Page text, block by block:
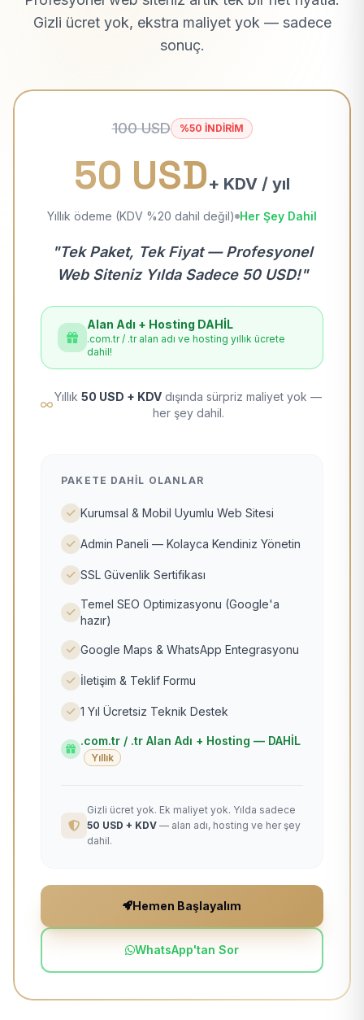
Gizli ücret yok, ekstra maliyet yok — sadece
sonuç.
100 USD %50 İNDİRİM
50 USD+ KDV / yıl
Yıllık ödeme (KDV %20 dahil değil) Her Şey Dahil
"Tek Paket, Tek Fiyat — Profesyonel
Web Siteniz Yılda Sadece 50 USD!"
Alan Adı + Hosting DAHİL
.com.tr / .tr alan adı ve hosting yıllık ücrete
dahil!
Yıllık 50 USD + KDV dışında sürpriz maliyet yok —
her şey dahil.
PAKETE DAHIL OLANLAR
Kurumsal & Mobil Uyumlu Web Sitesi
Admin Paneli — Kolayca Kendiniz Yönetin
SSL Güvenlik Sertifikası
Temel SEO Optimizasyonu (Google'a
hazır)
Google Maps & WhatsApp Entegrasyonu
İletişim & Teklif Formu
1 Yıl Ücretsiz Teknik Destek
.com.tr / .tr Alan Adı + Hosting — DAHİL
Yıllık
Gizli ücret yok. Ek maliyet yok. Yılda sadece
50 USD + KDV — alan adı, hosting ve her şey
dahil.
Hemen Başlayalım
WhatsApp'tan Sor